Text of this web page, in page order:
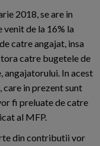
2018, se are in
de la 16% la
catre angajat, insa
catre bugetele de
angajatorului. In acest
care in prezent sunt
fi preluate de catre
al MFP.
din contributii vor